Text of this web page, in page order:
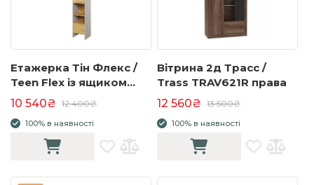
Етажерка Тін Флекс /
Teen Flex із ящиком
сірий/гікорі TF-02
10 540₴ 12 400₴
100% в наявності
Вітрина 2д Трасс /
Trass TRAV621R права
12 560₴ 13 500₴
100% в наявності